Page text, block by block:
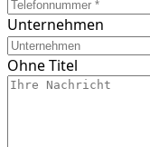
Unternehmen
Ohne Titel